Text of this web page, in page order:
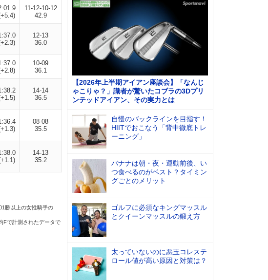
11-12-10-12
42.9
12-13
36.0
10-09
36.1
14-14
36.5
08-08
35.5
14-13
35.2
勝以上の女性騎手の
Fで計測されたデータで
【2026年上半期アイアン座談会】「なんじ
ゃこりゃ？」識者が驚いたコブラの3Dプリ
ンテッドアイアン、その実力とは
自慢のバックラインを目指す！
HIITでおこなう「背中徹底トレ
ーニング」
バナナは朝・夜・運動前後、い
つ食べるのがベスト？タイミン
グごとのメリット
ゴルフに必須なキングマッスル
とクイーンマッスルの鍛え方
太っていないのに悪玉コレステ
ロール値が高い原因と対策は？